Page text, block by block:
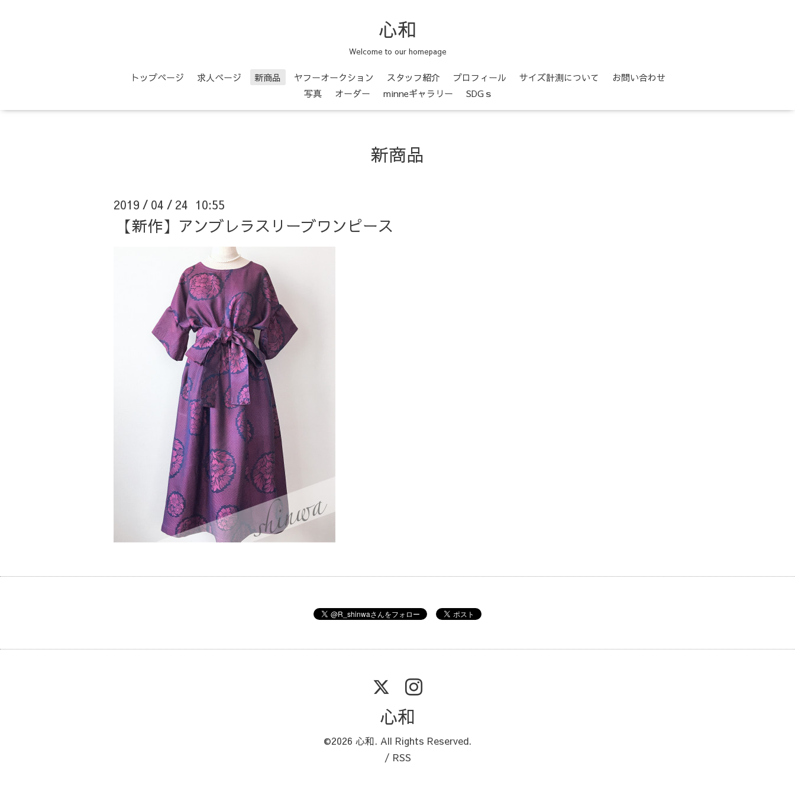
心和
Welcome to our homepage
トップページ 求人ページ 新商品 ヤフーオークション スタッフ紹介 プロフィール サイズ計測について
お問い合わせ
写真
オーダー minneギャラリー SDGｓ
新商品
2019 / 04 / 24 10:55
【新作】アンブレラスリーブワンピース
心和
©2026 心和. All Rights Reserved.
/ RSS